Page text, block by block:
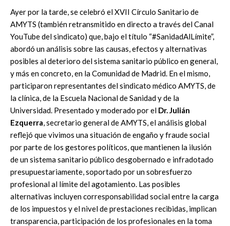
Ayer por la tarde, se celebró el XVII Círculo Sanitario de
AMYTS (también retransmitido en directo a través del Canal
YouTube del sindicato) que, bajo el título “#SanidadAlLímite”,
abordó un análisis sobre las causas, efectos y alternativas
posibles al deterioro del sistema sanitario público en general,
y más en concreto, en la Comunidad de Madrid. En el mismo,
participaron representantes del sindicato médico AMYTS, de
la clínica, de la Escuela Nacional de Sanidad y de la
Universidad. Presentado y moderado por el Dr. Julián
Ezquerra, secretario general de AMYTS, el análisis global
reflejó que vivimos una situación de engaño y fraude social
por parte de los gestores políticos, que mantienen la ilusión
de un sistema sanitario público desgobernado e infradotado
presupuestariamente, soportado por un sobresfuerzo
profesional al límite del agotamiento. Las posibles
alternativas incluyen corresponsabilidad social entre la carga
de los impuestos y el nivel de prestaciones recibidas, implican
transparencia, participación de los profesionales en la toma